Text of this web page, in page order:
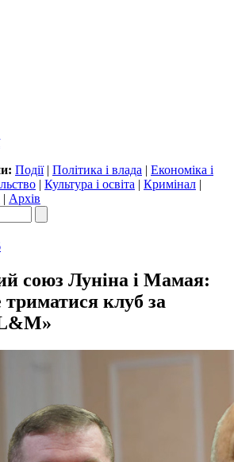
Події| Політика і влада | Економіка і
| Культура і освіта | Кримінал |
| Архів
союз Луніна і Мамая:
клуб за